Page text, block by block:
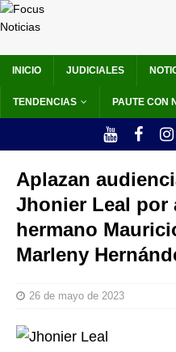
INICIO JUDICIALES
TENDENCIAS PAUTE CON
Aplazan
Jhonier Leal por
hermano
Marleny
26 de mayo de 2023